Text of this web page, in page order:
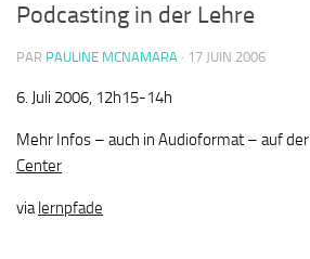
Podcasting in der Lehre
PAR PAULINE MCNAMARA · 17 JUIN 2006
6. Juli 2006, 12h15-14h
Mehr Infos – auch in Audioformat – auf der
Center
vialernpfade